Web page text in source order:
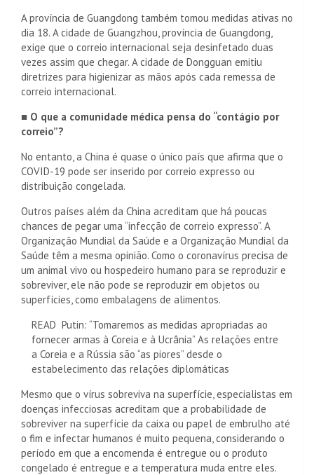
A província de Guangdong também tomou medidas ativas no
dia 18. A cidade de Guangzhou, província de Guangdong,
exige que o correio internacional seja desinfetado duas
vezes assim que chegar. A cidade de Dongguan emitiu
diretrizes para higienizar as mãos após cada remessa de
correio internacional.
■ O que a comunidade médica pensa do “contágio por
correio”?
No entanto, a China é quase o único país que afirma que o
COVID-19 pode ser inserido por correio expresso ou
distribuição congelada.
Outros países além da China acreditam que há poucas
chances de pegar uma “infecção de correio expresso”. A
Organização Mundial da Saúde e a Organização Mundial da
Saúde têm a mesma opinião. Como o coronavírus precisa de
um animal vivo ou hospedeiro humano para se reproduzir e
sobreviver, ele não pode se reproduzir em objetos ou
superfícies, como embalagens de alimentos.
READ Putin: “Tomaremos as medidas apropriadas ao
fornecer armas à Coreia e à Ucrânia” As relações entre
a Coreia e a Rússia são “as piores” desde o
estabelecimento das relações diplomáticas
Mesmo que o vírus sobreviva na superfície, especialistas em
doenças infecciosas acreditam que a probabilidade de
sobreviver na superfície da caixa ou papel de embrulho até
o fim e infectar humanos é muito pequena, considerando o
período em que a encomenda é entregue ou o produto
congelado é entregue e a temperatura muda entre eles.